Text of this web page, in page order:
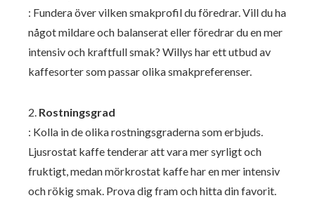
: Fundera över vilken smakprofil du föredrar. Vill du ha
något mildare och balanserat eller föredrar du en mer
intensiv och kraftfull smak? Willys har ett utbud av
kaffesorter som passar olika smakpreferenser.
2. Rostningsgrad
: Kolla in de olika rostningsgraderna som erbjuds.
Ljusrostat kaffe tenderar att vara mer syrligt och
fruktigt, medan mörkrostat kaffe har en mer intensiv
och rökig smak. Prova dig fram och hitta din favorit.